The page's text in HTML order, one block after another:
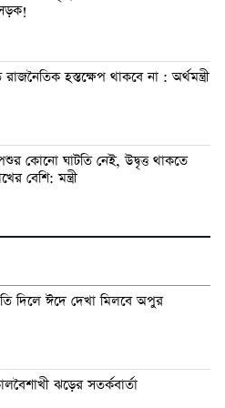
হস্তক্ষেপ থাকবে না : অর্থমন্ত্রী
কোনো ঘাটতি নেই, উদ্বৃত্ত থাকতে
বেশি: মন্ত্রী
দিলে ঈদে দেখা মিলবে অপুর
ঝড়ের সতর্কবার্তা